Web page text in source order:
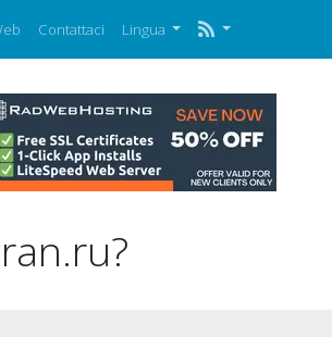
Contattaci Lingua